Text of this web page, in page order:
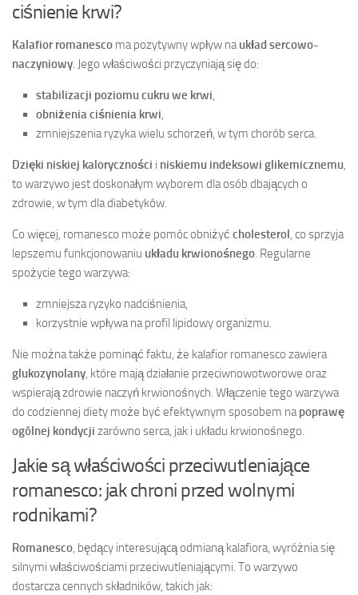
ciśnienie krwi?
Kalafior romanesco ma pozytywny wpływ naukład sercowo-
naczyniowy. Jego właściwości przyczyniają się do:
stabilizacji poziomu cukru we krwi,
obniżenia ciśnienia krwi,
zmniejszenia ryzyka wielu schorzeń, w tym chorób serca.
Dzięki niskiej kaloryczności i niskiemu indeksowi glikemicznemu,
to warzywo jest doskonałym wyborem dla osób dbających o
zdrowie, w tym dla diabetyków.
Co więcej, romanesco może pomóc obniżyć cholesterol, co sprzyja
lepszemu funkcjonowaniu układu krwionośnego. Regularne
spożycie tego warzywa:
zmniejsza ryzyko nadciśnienia,
korzystnie wpływa na profil lipidowy organizmu.
Nie można także pominąć faktu, że kalafior romanesco zawiera
glukozynolany, które mają działanie przeciwnowotworowe oraz
wspierają zdrowie naczyń krwionośnych. Włączenie tego warzywa
do codziennej diety może być efektywnym sposobem napoprawę
ogólnej kondycji zarówno serca, jak i układu krwionośnego.
Jakie są właściwości przeciwutleniające
romanesco: jak chroni przed wolnymi
rodnikami?
Romanesco, będący interesującą odmianą kalafiora, wyróżnia się
silnymi właściwościami przeciwutleniającymi. To warzywo
dostarcza cennych składników, takich jak: